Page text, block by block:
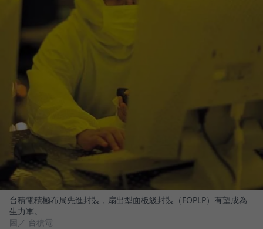
台積電積極布局先進封裝，扇出型面板級封裝（FOPLP）有望成為
生力軍。
圖／ 台積電